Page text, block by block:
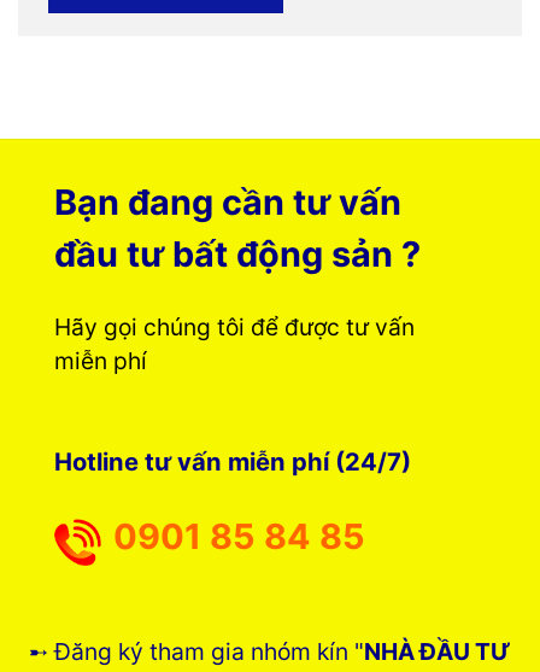
Bạn đang cần tư vấn
đầu tư bất động sản ?
Hãy gọi chúng tôi để được tư vấn
miễn phí
Hotline tư vấn miễn phí (24/7)
0901 85 84 85
➸ Đăng ký tham gia nhóm kín "NHÀ ĐẦU TƯ